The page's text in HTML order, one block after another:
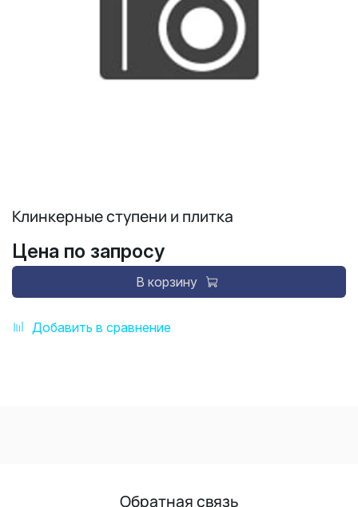
Клинкерные ступени и плитка
Добавить в сравнение
Цена по запросу
В корзину
Обратная связь